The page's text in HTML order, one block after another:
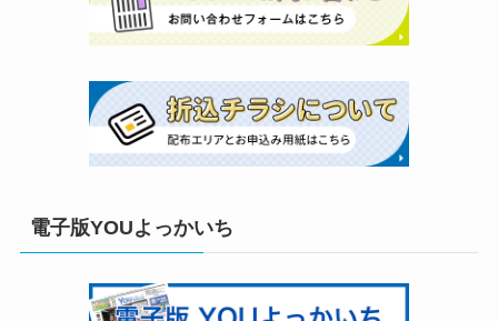
電子版YOUよっかいち